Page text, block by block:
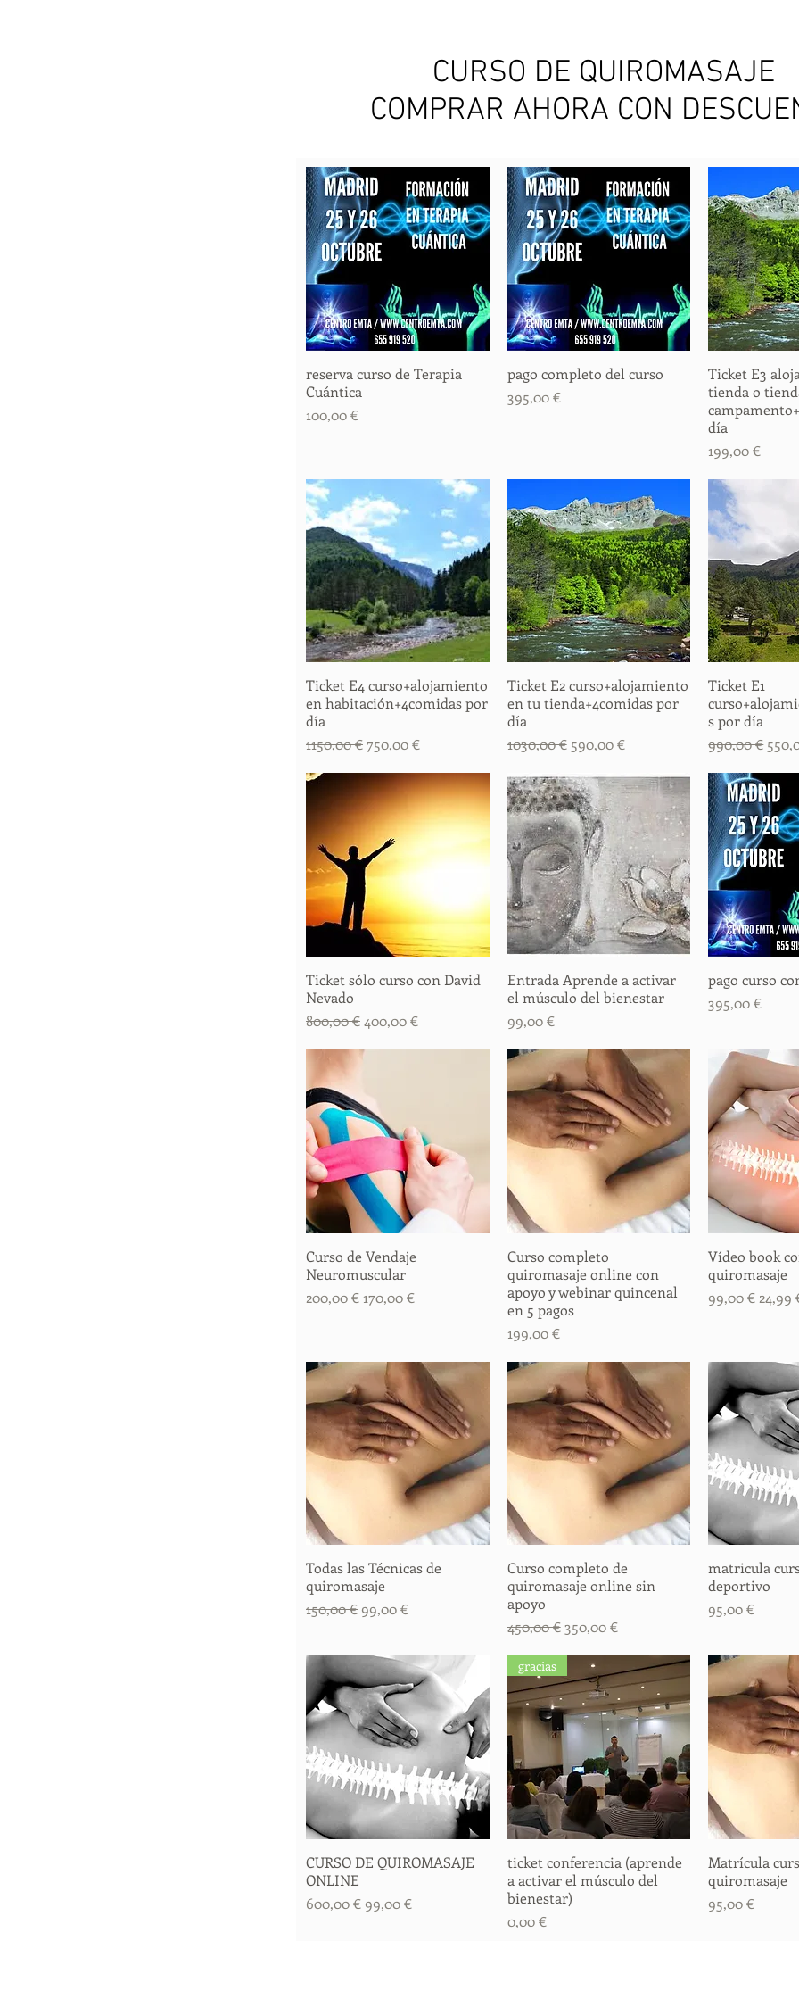
CURSO DE QUIROMASAJE
COMPRAR AHORA CON
Vista rápida
reserva curso de Terapia
Cuántica
Precio
100,00 €
Vista rápida
pago completo del curso
Precio
395,00 €
Ticket E3
tienda o
día
Precio
199,00 €
Vista rápida
Ticket E4 curso+alojamiento
en habitación+4comidas por
día
Precio
1150,00 €Precio de oferta
750,00 €
Vista rápida
Ticket E2 curso+alojamiento
en tu tienda+4comidas por
día
Precio
1030,00 € Precio de oferta
590,00 €
Ticket E1
s por día
Precio
990,00 €
Vista rápida
Ticket sólo curso con David
Nevado
Precio
800,00 € Precio de oferta
400,00 €
Vista rápida
Entrada Aprende a activar
el músculo del bienestar
Precio
99,00 €
Vista
pago curso
Precio
395,00 €
Vista rápida
Curso de Vendaje
Neuromuscular
Precio
200,00 €Precio de oferta
170,00 €
Vista rápida
Curso completo
quiromasaje online con
apoyo y webinar quincenal
en 5 pagos
Precio
199,00 €
Vista
Vídeo book
quiromasaje
Precio
99,00 € 24,99
Vista rápida
Todas las Técnicas de
quiromasaje
Precio
150,00 € Precio de oferta
99,00 €
Vista rápida
Curso completo de
quiromasaje online sin
apoyo
Precio
450,00 € Precio de oferta
350,00 €
Vista
matricula
deportivo
Precio
95,00 €
Vista rápida
CURSO DE QUIROMASAJE
ONLINE
Precio
600,00 € Precio de oferta
99,00 €
Vista rápida
gracias
ticket conferencia (aprende
a activar el músculo del
bienestar)
Precio
0,00 €
Vista
Matrícula
quiromasaje
Precio
95,00 €